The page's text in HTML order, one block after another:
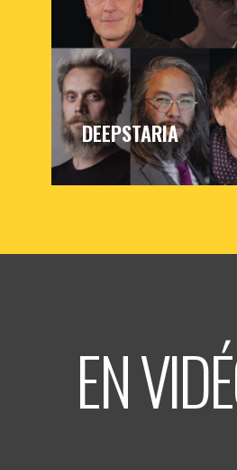
DEEPSTARIA
sept2026 - 20h30-
EN